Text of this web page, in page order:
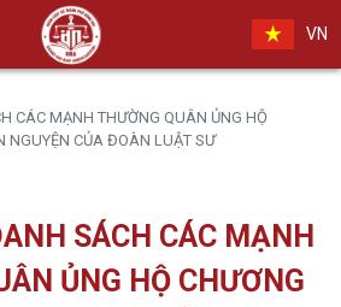
VN
CÁC MẠNH THƯỜNG QUÂN ỦNG HỘ
NGUYỆN CỦA ĐOÀN LUẬT SƯ
SÁCH CÁC MẠNH
ỦNG HỘ CHƯƠNG